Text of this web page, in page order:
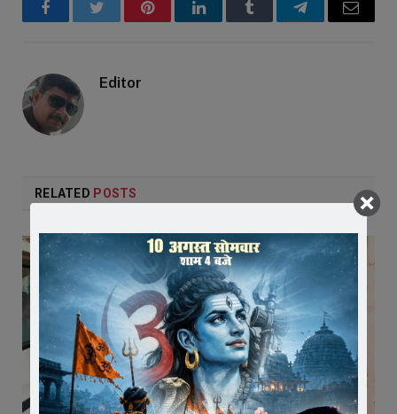
FacebookTwitter PinterestLinkedInTumblr TelegramEmail
Editor
RELATED POSTS